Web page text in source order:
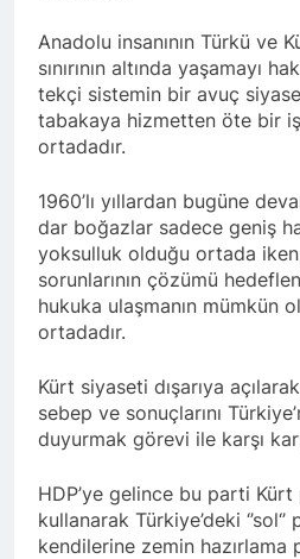
Kürtler
1 Yıl Ago
HAK-
tarihin
Dönem
etti.
1 Yıl
1 Yıl
HAK-
Nisan
genel
görüştü
1 Yıl Ago
HAK-
BAŞTA
Anadolu insanının Türkü ve
sınırının altında yaşamayı
tekçi sistemin bir avuç
tabakaya hizmetten öte bir
ortadadır.
1960’lı yıllardan bugüne
dar boğazlar sadece geniş
yoksulluk olduğu ortada
sorunlarının çözümü
hukuka ulaşmanın mümkün
ortadadır.
Kürt siyaseti dışarıya
sebep ve sonuçlarını
duyurmak görevi ile karşı
HDP’ye gelince bu parti
kullanarak Türkiye’deki
kendilerine zemin hazırlama